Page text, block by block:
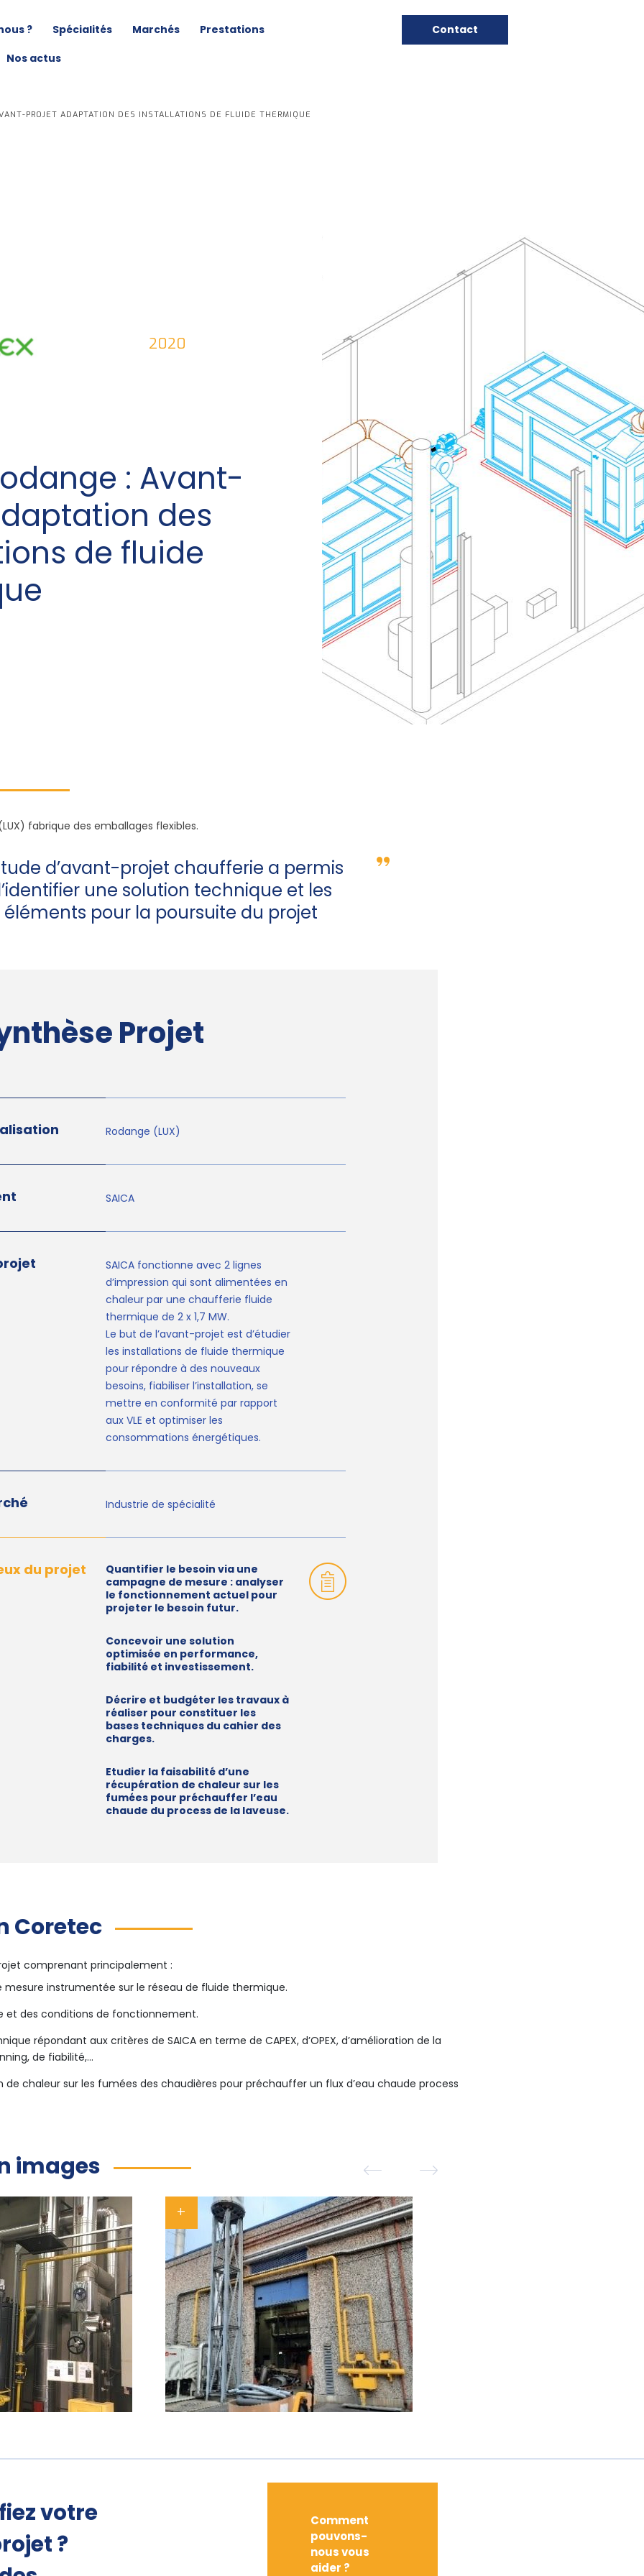
? Spécialités Marchés
Prestations
Nos actus
Contact
PROJET ADAPTATION DES INSTALLATIONS DE FLUIDE THERMIQUE
2020
: Avant-
des
de fluide
fabrique des emballages flexibles.
d’avant-projet chaufferie a permis
une solution technique et les
éléments pour la poursuite du projet
Projet
Rodange (LUX)
SAICA
SAICA fonctionne avec 2 lignes
d’impression qui sont alimentées en
chaleur par une chaufferie fluide
thermique de 2 x 1,7 MW.
Le but de l’avant-projet est d’étudier
les installations de fluide thermique
pour répondre à des nouveaux
besoins, fiabiliser l’installation, se
mettre en conformité par rapport
aux VLE et optimiser les
consommations énergétiques.
Industrie de spécialité
du projet
Quantifier le besoin via une
campagne de mesure : analyser
le fonctionnement actuel pour
projeter le besoin futur.
Concevoir une solution
optimisée en performance,
fiabilité et investissement.
Décrire et budgéter les travaux à
réaliser pour constituer les
bases techniques du cahier des
charges.
Etudier la faisabilité d’une
récupération de chaleur sur les
fumées pour préchauffer l’eau
chaude du process de la laveuse.
Coretec
comprenant principalement :
mesure instrumentée sur le réseau de fluide thermique.
et des conditions de fonctionnement.
répondant aux critères de SAICA en terme de CAPEX, d’OPEX, d’amélioration de la
de fiabilité,…
de chaleur sur les fumées des chaudières pour préchauffer un flux d’eau chaude process
images
votre
?
Comment
pouvons-
nous vous
aider ?